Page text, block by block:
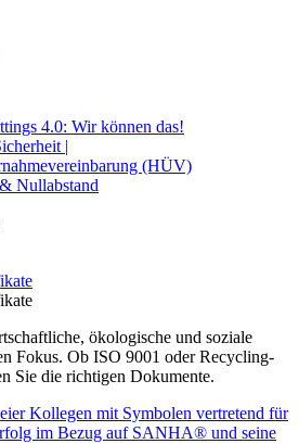
4.0: Wir können das!
|
(HÜV)
Nullabstand
ökologische und soziale
Fokus. Ob ISO 9001 oder Recycling-
Sie die richtigen Dokumente.